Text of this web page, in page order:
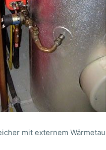
mit externem